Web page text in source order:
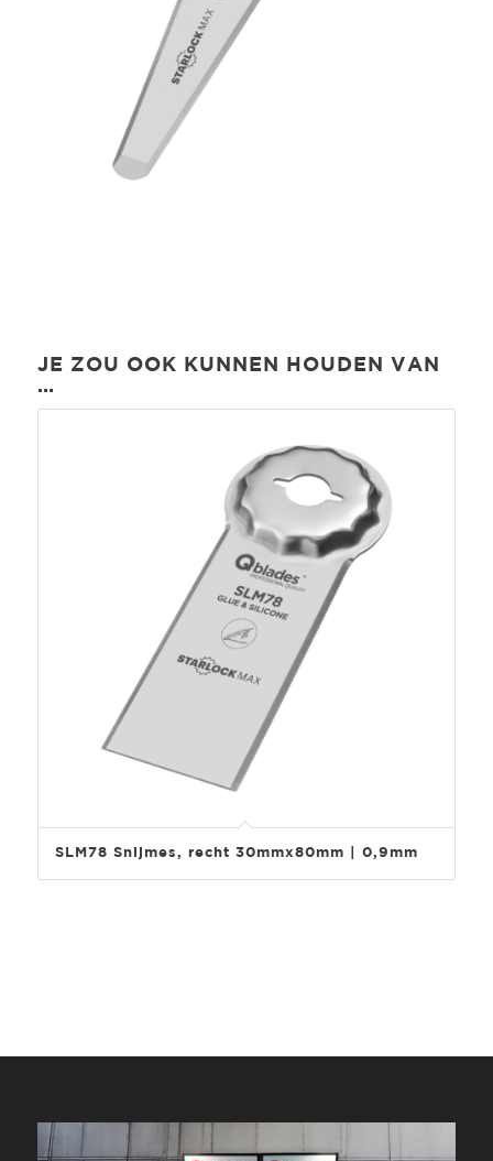
JE ZOU OOK KUNNEN HOUDEN VAN
…
SLM78 Snijmes, recht 30mmx80mm | 0,9mm